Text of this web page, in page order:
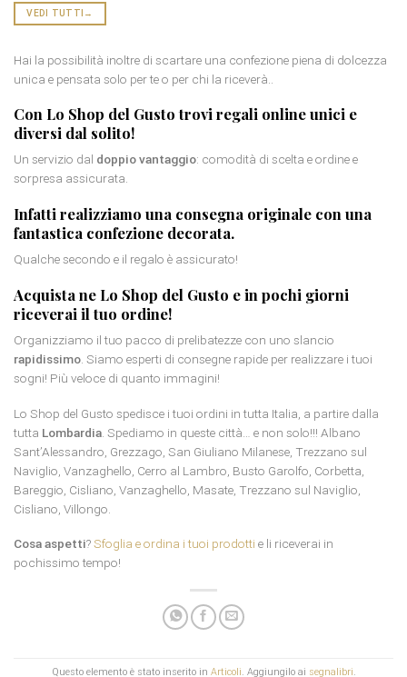
VEDI TUTTI →
Hai la possibilità inoltre di scartare una confezione piena di dolcezza
unica e pensata solo per te o per chi la riceverà..
Con Lo Shop del Gusto trovi regali onlineunici e
diversi dal solito!
Un servizio dal doppio vantaggio: comodità di scelta e ordine e
sorpresa assicurata.
Infatti realizziamo una consegna originale con una
fantastica confezione decorata.
Qualche secondo e il regalo è assicurato!
Acquista ne Lo Shop del Gusto e in pochi giorni
riceverai il tuo ordine!
Organizziamo il tuo pacco di prelibatezze con uno slancio
rapidissimo . Siamo esperti di consegne rapide per realizzare i tuoi
sogni! Più veloce di quanto immagini!
Lo Shop del Gusto spedisce i tuoi ordini in tutta Italia, a partire dalla
tutta Lombardia . Spediamo in queste città… e non solo!!! Albano
Sant’Alessandro, Grezzago, San Giuliano Milanese, Trezzano sul
Naviglio, Vanzaghello, Cerro al Lambro, Busto Garolfo, Corbetta,
Bareggio, Cisliano, Vanzaghello, Masate, Trezzano sul Naviglio,
Cisliano, Villongo.
Cosa aspetti?Sfoglia e ordina i tuoi prodotti e li riceverai in
pochissimo tempo!
Questo elemento è stato inserito in Articoli. Aggiungilo ai segnalibri.